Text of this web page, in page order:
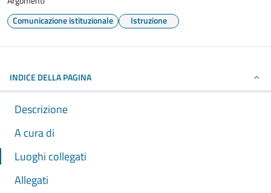
Comunicazione istituzionale
Istruzione
INDICE DELLA PAGINA
Descrizione
A cura di
Luoghi collegati
Allegati